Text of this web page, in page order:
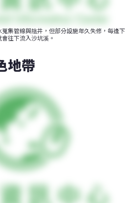
集管線與陰井，但部分設施年久失修，每逢下
往下流入沙坑溪。
地帶